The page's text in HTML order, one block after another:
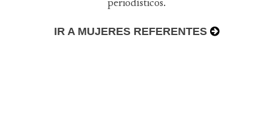
periodísticos.
IR A MUJERES REFERENTES